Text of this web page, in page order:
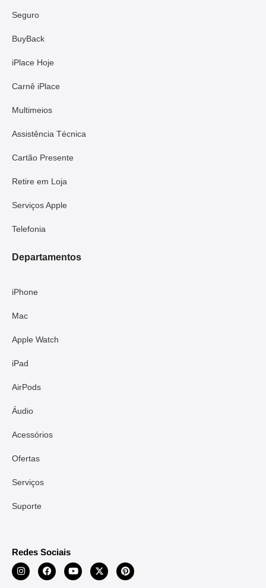
Seguro
BuyBack
iPlace Hoje
Carnê iPlace
Multimeios
Assistência Técnica
Cartão Presente
Retire em Loja
Serviços Apple
Telefonia
Departamentos
iPhone
Mac
Apple Watch
iPad
AirPods
Áudio
Acessórios
Ofertas
Serviços
Suporte
Redes Sociais